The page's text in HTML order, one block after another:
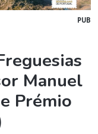
PUB
Manuel
Prémio